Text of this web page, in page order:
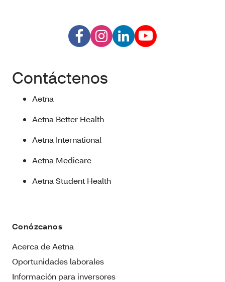
Contáctenos
Aetna
Aetna Better Health
Aetna International
Aetna Medicare
Aetna Student Health
Conózcanos
Acerca de Aetna
Oportunidades laborales
Información para inversores